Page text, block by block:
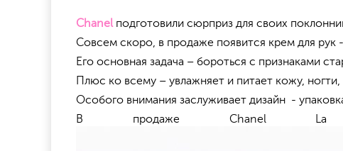
Chanelподготовили сюрприз для своих
Совсем скоро, в продаже появится крем для рук
Его основная задача – бороться с признаками
Плюс ко всему – увлажняет и питает кожу,
Особого внимания заслуживает дизайн -
В продаже Chanel